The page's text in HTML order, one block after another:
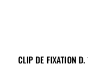
CLIP DE FIXATION